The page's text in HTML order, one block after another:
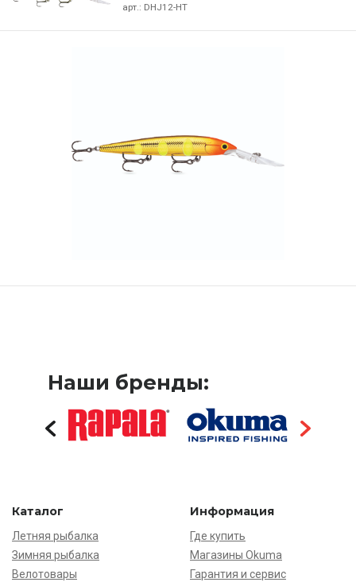
арт.: DHJ12-HT
Наши бренды:
Каталог
Летняя рыбалка
Зимняя рыбалка
Велотовары
Информация
Где купить
Магазины Okuma
Гарантия и сервис